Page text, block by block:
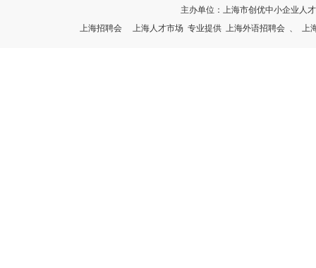
主办单位：上海市创优中小企业人
上海招聘会
上海人才市场 专业提供 上海外语招聘会 、 上